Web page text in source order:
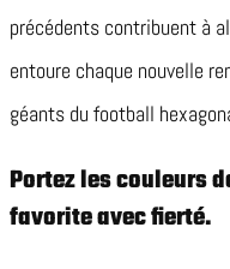
précédents contribuent à
entoure chaque nouvelle
géants du football
Portez les couleurs
favorite avec fierté.